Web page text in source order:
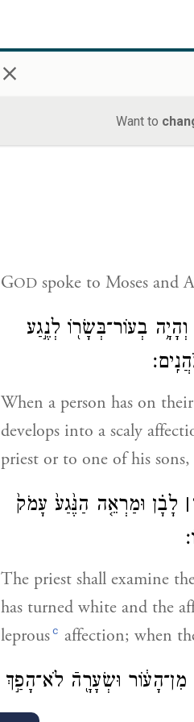
×
Want to
GOD spoke to Moses and
בְעוֹר־בְּשָׂר֖וֹ לְנֶ֣גַע
When a person has on
develops into a scaly
priest or to one of his sons,
׀ לָבָ֗ן וּמַרְאֵ֤ה הַנֶּ֙גַע֙ עָמֹק֙
The priest shall examine
has turned white and the
leprousc affection; when
וּשְׂעָרָ֖הֿ לֹא־הָפַ֣ךְ